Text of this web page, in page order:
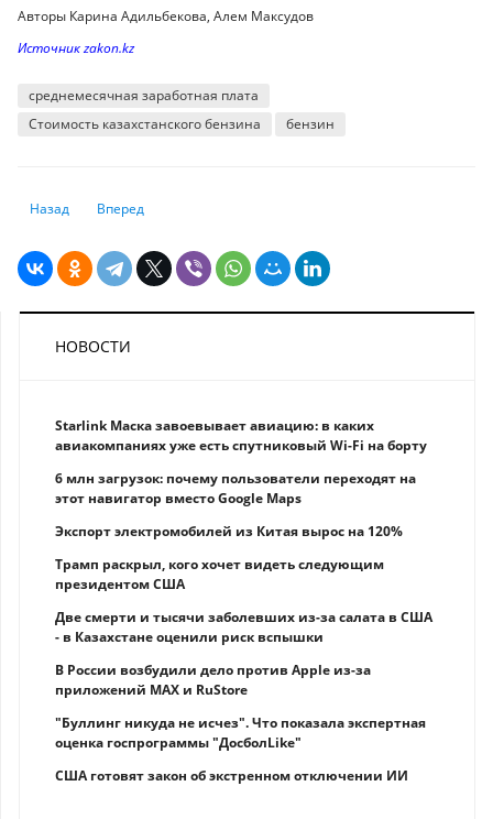
Авторы Карина Адильбекова, Алем Максудов
Источник zakon.kz
среднемесячная заработная плата
Стоимость казахстанского бензина
бензин
Предыдущий: Помогут ли «серые списки» топ-менеджеров защитить
Назад Следующий: Чем чреват кризис недвижимости в Китае для
Вперед
НОВОСТИ
Starlink Маска завоевывает авиацию: в каких
авиакомпаниях уже есть спутниковый Wi-Fi на борту
6 млн загрузок: почему пользователи переходят на
этот навигатор вместо Google Maps
Экспорт электромобилей из Китая вырос на 120%
Трамп раскрыл, кого хочет видеть следующим
президентом США
Две смерти и тысячи заболевших из-за салата в США
- в Казахстане оценили риск вспышки
В России возбудили дело против Apple из-за
приложений MAX и RuStore
"Буллинг никуда не исчез". Что показала экспертная
оценка госпрограммы "ДосболLike"
США готовят закон об экстренном отключении ИИ